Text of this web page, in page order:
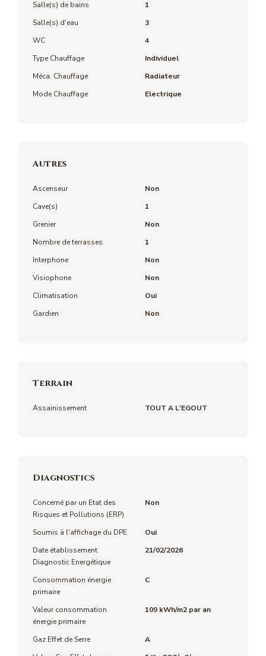
Salle(s) de bains
1
Salle(s) d'eau
3
WC
4
Type Chauffage
Individuel
Méca. Chauffage
Radiateur
Mode Chauffage
Electrique
Autres
Ascenseur
Non
Cave(s)
1
Grenier
Non
Nombre de terrasses
1
Interphone
Non
Visiophone
Non
Climatisation
Oui
Gardien
Non
Terrain
Assainissement TOUT A L'EGOUT
Diagnostics
Concerné par un Etat des
Risques et Pollutions (ERP)
Non
Soumis à l'affichage du DPE
Oui
Date établissement
Diagnostic Energétique
21/02/2026
Consommation énergie
primaire
C
Valeur consommation
énergie primaire
109 kWh/m2 par an
Gaz Effet de Serre
A